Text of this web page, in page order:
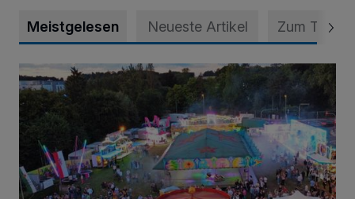
Meistgelesen Neueste Artikel Zum Thema
Vier Tage mit vollem Programm